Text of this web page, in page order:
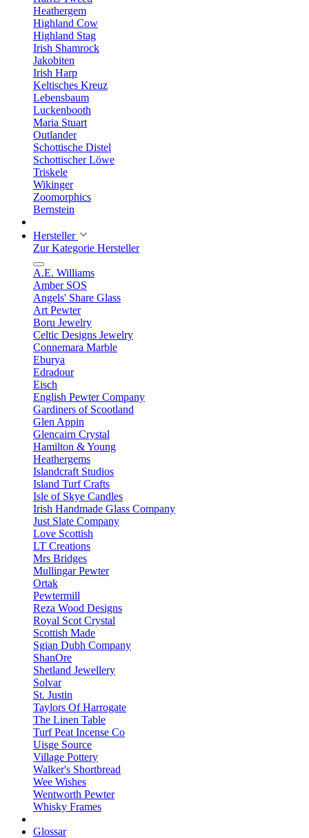
Heathergem
Highland Cow
Highland Stag
Irish Shamrock
Jakobiten
Irish Harp
Keltisches Kreuz
Lebensbaum
Luckenbooth
Maria Stuart
Outlander
Schottische Distel
Schottischer Löwe
Triskele
Wikinger
Zoomorphics
Bernstein
Hersteller
Zur Kategorie Hersteller
A.E. Williams
Amber SOS
Angels' Share Glass
Art Pewter
Boru Jewelry
Celtic Designs Jewelry
Connemara Marble
Eburya
Edradour
Eisch
English Pewter Company
Gardiners of Scootland
Glen Appin
Glencairn Crystal
Hamilton & Young
Heathergems
Islandcraft Studios
Island Turf Crafts
Isle of Skye Candles
Irish Handmade Glass Company
Just Slate Company
Love Scottish
LT Creations
Mrs Bridges
Mullingar Pewter
Ortak
Pewtermill
Reza Wood Designs
Royal Scot Crystal
Scottish Made
Sgian Dubh Company
ShanOre
Shetland Jewellery
Solvar
St. Justin
Taylors Of Harrogate
The Linen Table
Turf Peat Incense Co
Uisge Source
Village Pottery
Walker's Shortbread
Wee Wishes
Wentworth Pewter
Whisky Frames
Glossar